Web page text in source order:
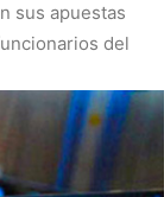
sus apuestas
del